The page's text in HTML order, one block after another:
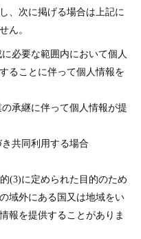
、次に掲げる場合は上記に
ん。
必要な範囲内において個人
ることに伴って個人情報を
承継に伴って個人情報が提
共同利用する場合
(3)に定められた目的のため
域外にある国又は地域をい
報を提供することがありま